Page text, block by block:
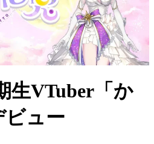
生VTuber「か
ビュー